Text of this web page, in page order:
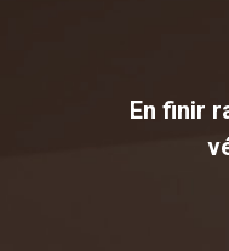
En finir